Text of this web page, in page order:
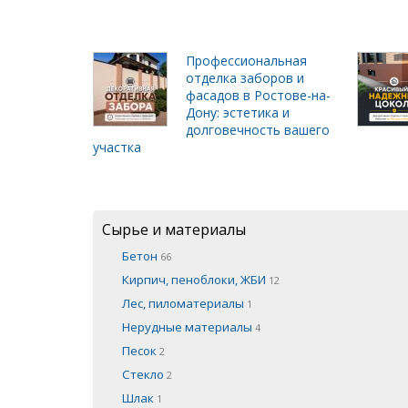
Профессиональная
отделка заборов и
фасадов в Ростове-на-
Дону: эстетика и
долговечность вашего
участка
Сырье и материалы
Бетон 66
Кирпич, пеноблоки, ЖБИ 12
Лес, пиломатериалы 1
Нерудные материалы 4
Песок 2
Стекло 2
Шлак 1